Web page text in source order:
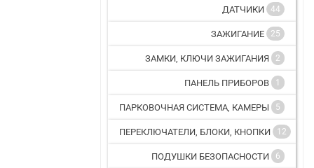
ДАТЧИКИ 44
ЗАЖИГАНИЕ 25
ЗАМКИ, КЛЮЧИ ЗАЖИГАНИЯ 2
ПАНЕЛЬ ПРИБОРОВ 1
ПАРКОВОЧНАЯ СИСТЕМА, КАМЕРЫ 5
ПЕРЕКЛЮЧАТЕЛИ, БЛОКИ, КНОПКИ 12
ПОДУШКИ БЕЗОПАСНОСТИ 6